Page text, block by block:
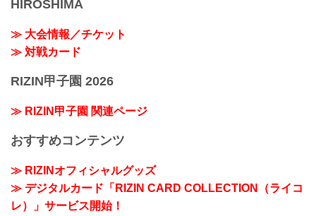
HIROSHIMA
≫ 大会情報／チケット
≫ 対戦カード
RIZIN甲子園 2026
≫ RIZIN甲子園 関連ページ
おすすめコンテンツ
≫ RIZINオフィシャルグッズ
≫ デジタルカード「RIZIN CARD COLLECTION（ライコ
レ）」サービス開始！